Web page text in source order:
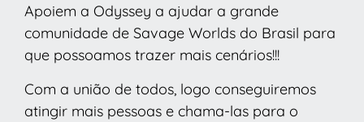
Apoiem a Odyssey a ajudar a grande
comunidade de Savage Worlds do Brasil para
que possoamos trazer mais cenários!!!
Com a união de todos, logo conseguiremos
atingir mais pessoas e chama-las para o